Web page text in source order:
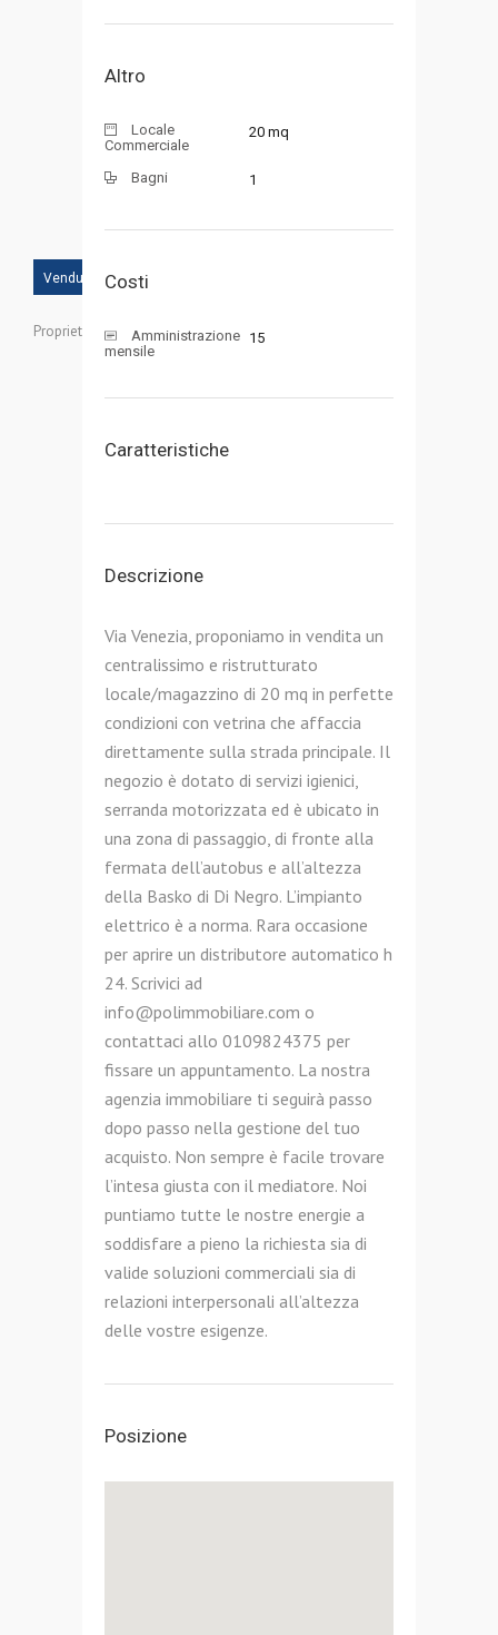
Venduto
Proprietà ID:
Altro
Locale
Commerciale
20 mq
Bagni 1
Costi
Amministrazione
mensile
15
Caratteristiche
Descrizione
Via Venezia, proponiamo in vendita un
centralissimo e ristrutturato
locale/magazzino di 20 mq in perfette
condizioni con vetrina che affaccia
direttamente sulla strada principale. Il
negozio è dotato di servizi igienici,
serranda motorizzata ed è ubicato in
una zona di passaggio, di fronte alla
fermata dell’autobus e all’altezza
della Basko di Di Negro. L’impianto
elettrico è a norma. Rara occasione
per aprire un distributore automatico h
24. Scrivici ad
info@polimmobiliare.com o
contattaci allo 0109824375 per
fissare un appuntamento. La nostra
agenzia immobiliare ti seguirà passo
dopo passo nella gestione del tuo
acquisto. Non sempre è facile trovare
l’intesa giusta con il mediatore. Noi
puntiamo tutte le nostre energie a
soddisfare a pieno la richiesta sia di
valide soluzioni commerciali sia di
relazioni interpersonali all’altezza
delle vostre esigenze.
Posizione